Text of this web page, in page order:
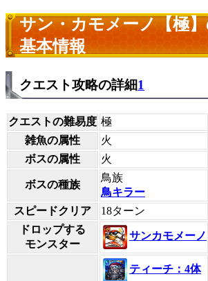
サン・カモメーノ【極
基本情報
クエスト攻略の詳細1
クエストの難易度 極
雑魚の属性
火
ボスの属性
火
ボスの種族
鳥族
鳥キラー
スピードクリア
18ターン
ドロップする
モンスター
サンカモメーノ
ティーチ：4体